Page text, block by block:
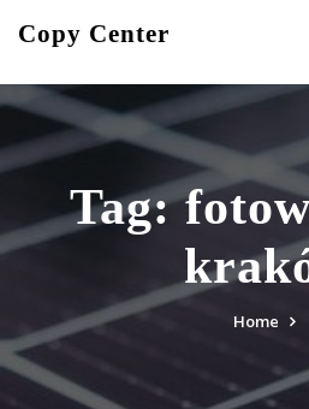
Copy Center
Tag:
Home